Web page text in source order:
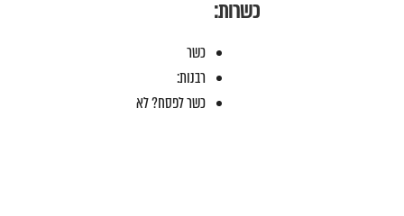
כשרות:
כשר
רבנות:
כשר לפסח? לא